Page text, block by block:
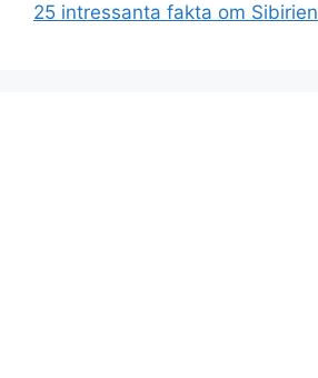
25 intressanta fakta om Sibirien